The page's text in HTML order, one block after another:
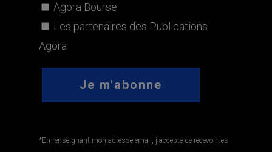
Agora Bourse
Les partenaires des Publications
Agora
*En renseignant mon adresse email, j'accepte de recevoir les